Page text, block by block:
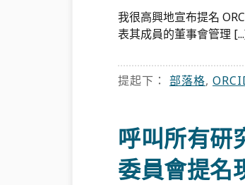
我很高興地宣布提名
表其成員的董事會管理
提起下： 部落格,
呼叫所有研
委員會提名